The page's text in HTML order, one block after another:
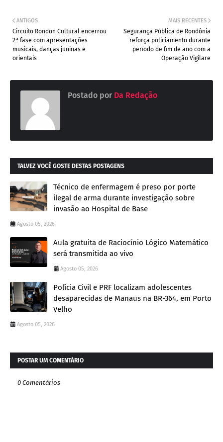
MAIS RECENTES
Segurança Pública de Rondônia
reforça policiamento durante
período de fim de ano com a
Operação Vigilare
ANTIGOS
Circuito Rondon Cultural encerrou
2ª fase com apresentações
musicais, danças juninas e
orientais
Postado por Da Redação
TALVEZ VOCÊ GOSTE DESTAS POSTAGENS
Técnico de enfermagem é preso por porte
ilegal de arma durante investigação sobre
invasão ao Hospital de Base
Agosto 05, 2026
Aula gratuita de Raciocínio Lógico Matemático
será transmitida ao vivo
Agosto 05, 2026
Polícia Civil e PRF localizam adolescentes
desaparecidas de Manaus na BR-364, em Porto
Velho
Agosto 05, 2026
POSTAR UM COMENTÁRIO
0 Comentários